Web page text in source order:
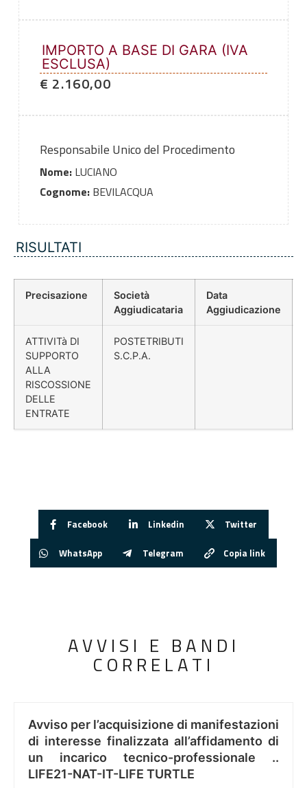
IMPORTO A BASE DI GARA (IVA
ESCLUSA)
€ 2.160,00
Responsabile Unico del Procedimento
Nome:LUCIANO
Cognome:BEVILACQUA
RISULTATI
Precisazione
Società
Aggiudicataria
Data
Aggiudicazione
ATTIVITà DI
SUPPORTO
ALLA
RISCOSSIONE
DELLE
ENTRATE
POSTETRIBUTI
S.C.P.A.
Facebook Linkedin Twitter
WhatsApp Telegram Copia link
AVVISI E BANDI
CORRELATI
Avviso per l’acquisizione di manifestazioni
di interesse finalizzata all’affidamento di
un incarico tecnico-professionale ..
LIFE21-NAT-IT-LIFE TURTLE